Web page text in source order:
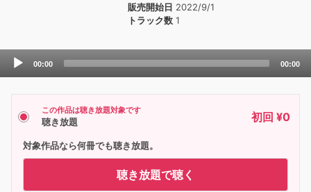
販売開始日 2022/9/1
トラック数 1
Audio
00:00 00:00
この作品は聴き放題対象です
聴き放題 初回 ¥0
対象作品なら何冊でも聴き放題。
聴き放題で聴く